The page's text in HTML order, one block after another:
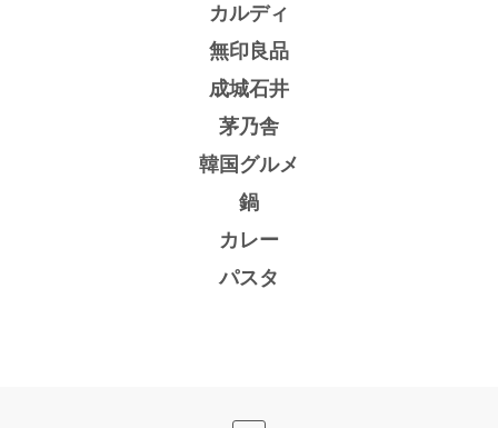
カルディ
無印良品
成城石井
茅乃舎
韓国グルメ
鍋
カレー
パスタ